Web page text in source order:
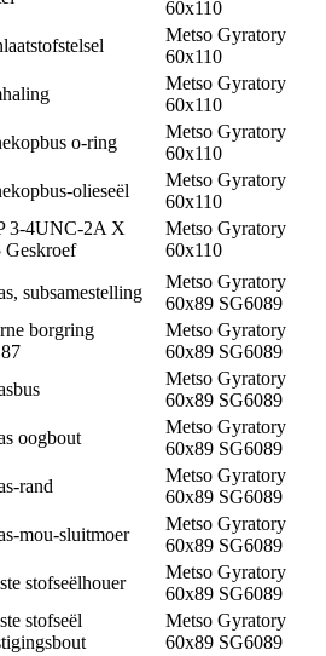
60x110
Metso Gyratory
60x110
Metso Gyratory
60x110
o-ring
Metso Gyratory
60x110
olieseël
Metso Gyratory
60x110
3-4UNC-2A X
Geskroef
Metso Gyratory
60x110
subsamestelling
Metso Gyratory
60x89 SG6089
borgring
Metso Gyratory
60x89 SG6089
Metso Gyratory
60x89 SG6089
oogbout
Metso Gyratory
60x89 SG6089
rand
Metso Gyratory
60x89 SG6089
mou-sluitmoer
Metso Gyratory
60x89 SG6089
stofseëlhouer
Metso Gyratory
60x89 SG6089
stofseël
Metso Gyratory
60x89 SG6089